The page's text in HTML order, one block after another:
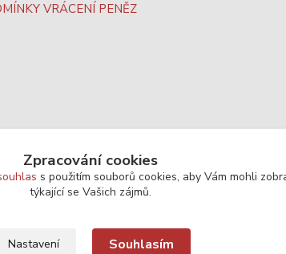
VRÁCENÍ PENĚZ
Zpracování cookies
s použitím souborů cookies, aby Vám mohli
týkající se Vašich zájmů.
Nastavení Souhlasím